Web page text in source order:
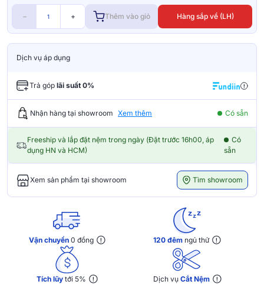
− + Thêm vào giỏ Hàng sắp về (LH)
Dịch vụ áp dụng
Trả góp lãi suất 0%
Nhận hàng tại showroom Xem thêm Có sẵn
Freeship và lắp đặt nệm trong ngày (Đặt trước 16h00, áp
dụng HN và HCM)
Có
sẵn
Xem sản phẩm tại showroom Tìm showroom
Vận chuyển 0 đồng 120 đêm ngủ thử
Tích lũy tới 5% Dịch vụ Cắt Nệm